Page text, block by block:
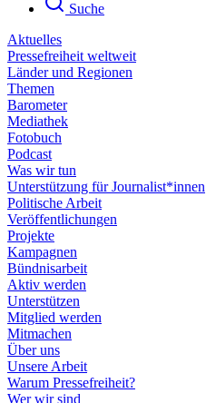
Suche
Aktuelles
Pressefreiheit weltweit
Länder und Regionen
Themen
Barometer
Mediathek
Fotobuch
Podcast
Was wir tun
Unterstützung für Journalist*innen
Politische Arbeit
Veröffentlichungen
Projekte
Kampagnen
Bündnisarbeit
Aktiv werden
Unterstützen
Mitglied werden
Mitmachen
Über uns
Unsere Arbeit
Warum Pressefreiheit?
Wer wir sind